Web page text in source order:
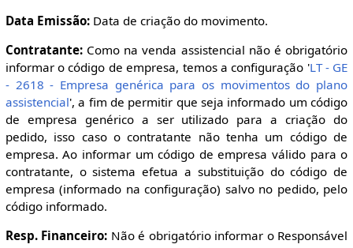
Data Emissão:Data de criação do movimento.
Contratante:Como na venda assistencial não é obrigatório
informar o código de empresa, temos a configuração 'LT - GE
- 2618 - Empresa genérica para os movimentos do plano
assistencial', a fim de permitir que seja informado um código
de empresa genérico a ser utilizado para a criação do
pedido, isso caso o contratante não tenha um código de
empresa. Ao informar um código de empresa válido para o
contratante, o sistema efetua a substituição do código de
empresa (informado na configuração) salvo no pedido, pelo
código informado.
Resp. Financeiro: Não é obrigatório informar o Responsável